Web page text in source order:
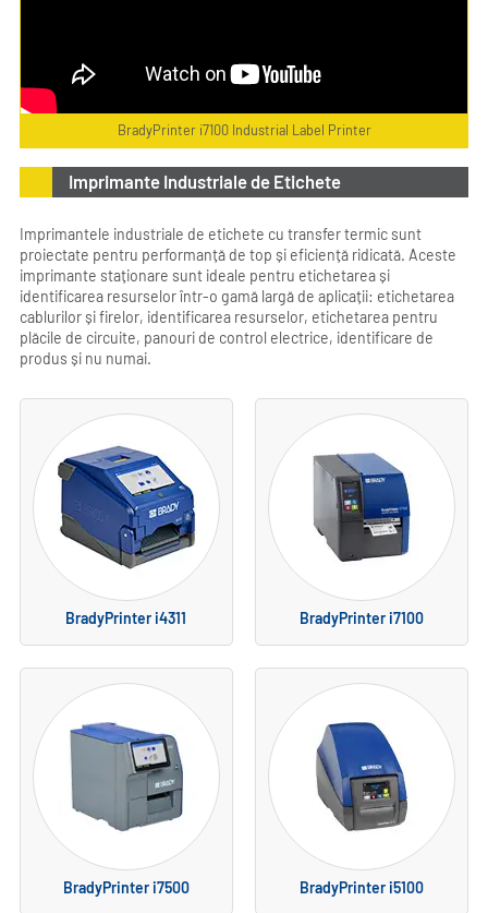
BradyPrinter i7100 Industrial Label Printer
Imprimante Industriale de Etichete
Imprimantele industriale de etichete cu transfer termic sunt
proiectate pentru performanță de top și eficiență ridicată. Aceste
imprimante staționare sunt ideale pentru etichetarea și
identificarea resurselor într-o gamă largă de aplicații: etichetarea
cablurilor și firelor, identificarea resurselor, etichetarea pentru
plăcile de circuite, panouri de control electrice, identificare de
produs și nu numai.
BradyPrinter i4311 BradyPrinter i7100
BradyPrinter i7500 BradyPrinter i5100